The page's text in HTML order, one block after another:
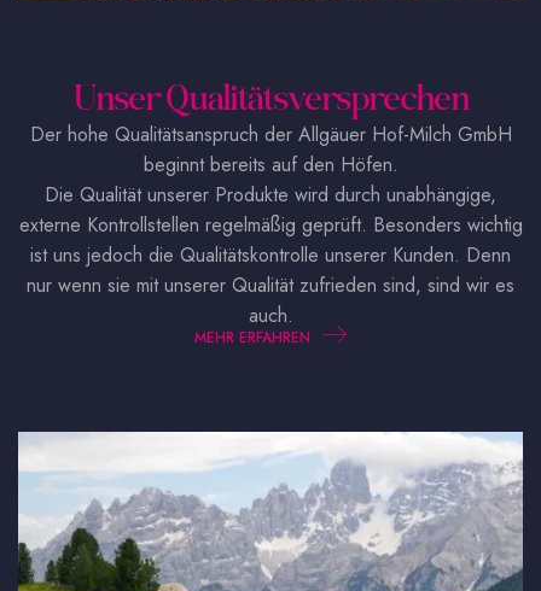
Unser Qualitätsversprechen
Der hohe Qualitätsanspruch der Allgäuer Hof-Milch GmbH
beginnt bereits auf den Höfen.
Die Qualität unserer Produkte wird durch unabhängige,
externe Kontrollstellen regelmäßig geprüft. Besonders wichtig
ist uns jedoch die Qualitätskontrolle unserer Kunden. Denn
nur wenn sie mit unserer Qualität zufrieden sind, sind wir es
auch.
MEHR ERFAHREN